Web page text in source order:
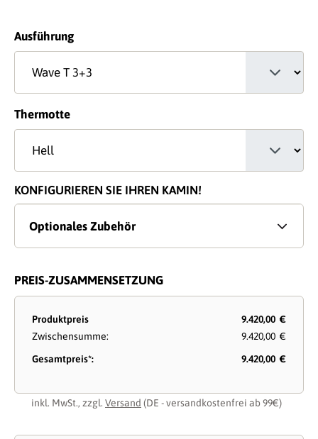
Ausführungauswählen
Thermotteauswählen
KONFIGURIEREN SIE IHREN KAMIN!
Optionales Zubehör
PREIS-ZUSAMMENSETZUNG
Produktpreis
9.420,00 €
Zwischensumme:
9.420,00 €
Gesamtpreis*:
9.420,00 €
inkl. MwSt., zzgl. Versand (DE - versandkostenfrei ab 99€)